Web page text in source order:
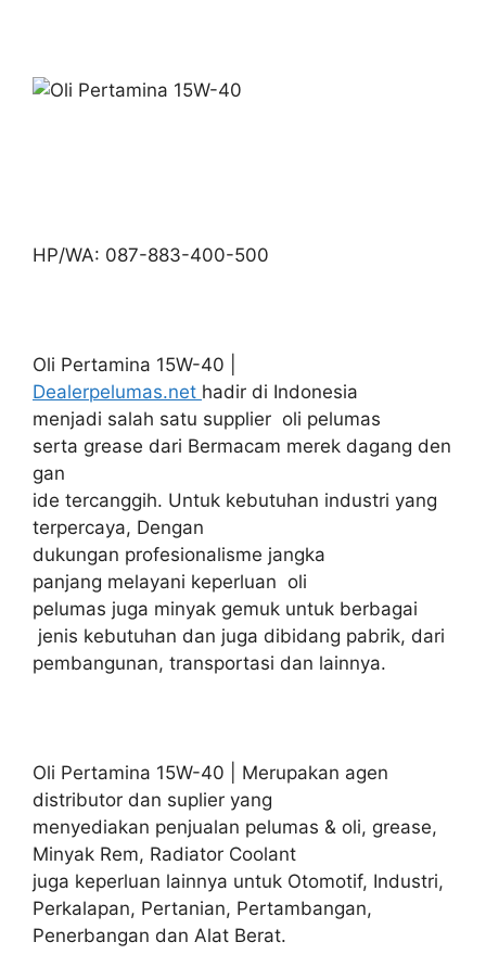
HP/WA: 087-883-400-500
Oli Pertamina 15W-40 |
Dealerpelumas.net hadir di Indonesia
menjadi salah satu supplier oli pelumas
serta grease dari Bermacam merek dagang den
gan
ide tercanggih. Untuk kebutuhan industri yang
terpercaya, Dengan
dukungan profesionalisme jangka
panjang melayani keperluan oli
pelumas juga minyak gemuk untuk berbagai
jenis kebutuhan dan juga dibidang pabrik, dari
pembangunan, transportasi dan lainnya.
Oli Pertamina 15W-40 | Merupakan agen
distributor dan suplier yang
menyediakan penjualan pelumas & oli, grease,
Minyak Rem, Radiator Coolant
juga keperluan lainnya untuk Otomotif, Industri,
Perkalapan, Pertanian, Pertambangan,
Penerbangan dan Alat Berat.